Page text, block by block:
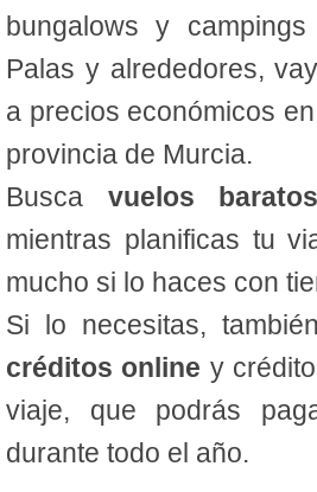
bungalows y
Palas y alrededores,
a precios económicos
provincia de Murcia.
Busca vuelos
mientras planificas tu
mucho si lo haces con
Si lo necesitas,
créditos online y
viaje, que podrás
durante todo el año.